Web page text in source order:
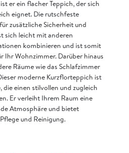
er ein flacher Teppich, der sich
eignet. Die rutschfeste
zusätzliche Sicherheit und
sich leicht mit anderen
kombinieren und ist somit
Ihr Wohnzimmer. Darüber hinaus
Räume wie das Schlafzimmer
moderne Kurzflorteppich ist
die einen stilvollen und zugleich
Er verleiht Ihrem Raum eine
Atmosphäre und bietet
und Reinigung.